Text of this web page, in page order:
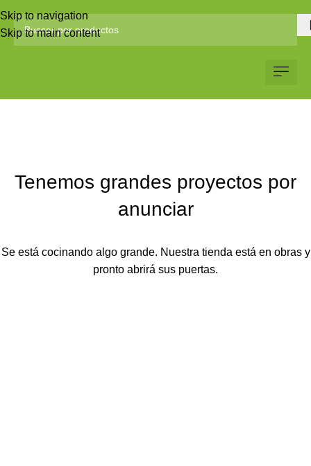
Skip to navigation
Skip to main content
Tenemos grandes proyectos por
anunciar
Se está cocinando algo grande. Nuestra tienda está en obras y
pronto abrirá sus puertas.